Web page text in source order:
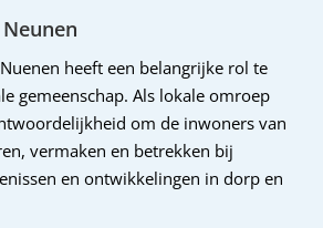
heeft een belangrijke rol te
gemeenschap. Als lokale omroep
om de inwoners van
vermaken en betrekken bij
en ontwikkelingen in dorp en